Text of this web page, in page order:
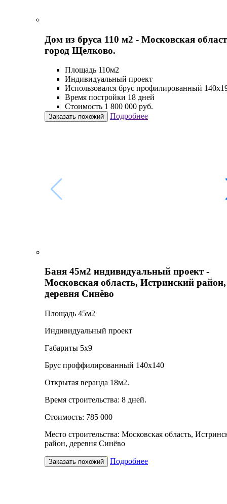
Дом из бруса 110 м2 - Московская
город Щелково.
Площадь 110м2
Индивидуальный проект
Использовался брус профилированный
Время постройки 18 дней
Стоимость 1 800 000 руб.
Заказать похожий Подробнее
Баня 45м2 индивидуальный проект -
Московская область, Истринский район,
деревня Синёво
Площадь 45м2
Индивидуальный проект
Габариты 5х9
Брус проффилированный 140х140
Открытая веранда 18м2.
Время строительства: 8 дней.
Стоимость: 785 000
Место строительства: Московская область,
район, деревня Синёво
Заказать похожий Подробнее